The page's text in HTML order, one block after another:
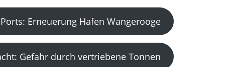
Erneuerung Hafen Wangerooge
Gefahr durch vertriebene Tonnen